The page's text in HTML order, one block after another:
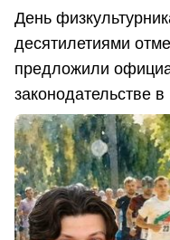
День
десятилетиями
предложили
законодательстве в